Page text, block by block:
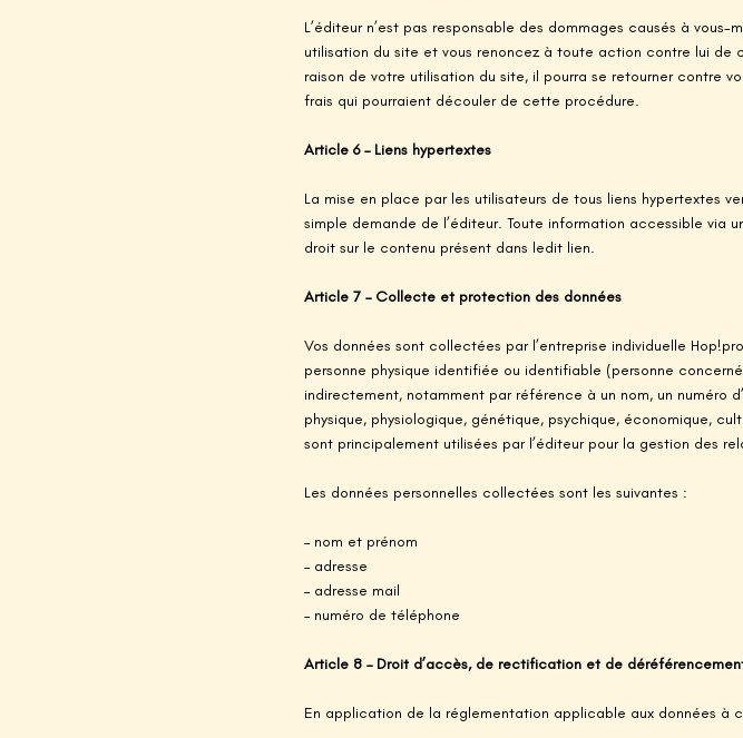
L’éditeur n’est pas responsable des dommages causés à
utilisation du site et vous renoncez à toute action contre lui de
raison de votre utilisation du site, il pourra se retourner contre
frais qui pourraient découler de cette procédure.
Article 6 – Liens hypertextes
La mise en place par les utilisateurs de tous liens hypertextes
simple demande de l’éditeur. Toute information accessible via
droit sur le contenu présent dans ledit lien.
Article 7 – Collecte et protection des données
Vos données sont collectées par l’entreprise individuelle
personne physique identifiée ou identifiable (personne
indirectement, notamment par référence à un nom, un numéro
physique, physiologique, génétique, psychique, économique,
sont principalement utilisées par l’éditeur pour la gestion des
Les données personnelles collectées sont les suivantes :
– nom et prénom
– adresse
– adresse mail
– numéro de téléphone
Article 8 – Droit d’accès, de rectification et de
En application de la réglementation applicable aux données à